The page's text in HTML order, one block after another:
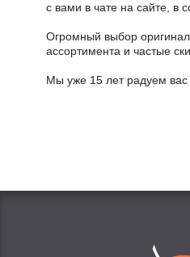
с вами в чате на сайте, в
Огромный выбор
ассортимента и частые
Мы уже 15 лет радуем вас